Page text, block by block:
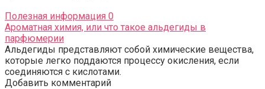
Полезная информация 0
Ароматная химия, или что такое альдегиды в
парфюмерии
Альдегиды представляют собой химические вещества,
которые легко поддаются процессу окисления, если
соединяются с кислотами.
Добавить комментарий